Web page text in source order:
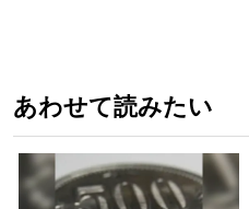
あわせて読みたい